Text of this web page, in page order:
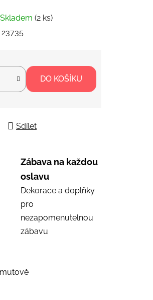
Skladem (2 ks)
23735
DO KOŠÍKU
Sdílet
Zábava na každou
oslavu
Dekorace a doplňky
pro
nezapomenutelnou
zábavu